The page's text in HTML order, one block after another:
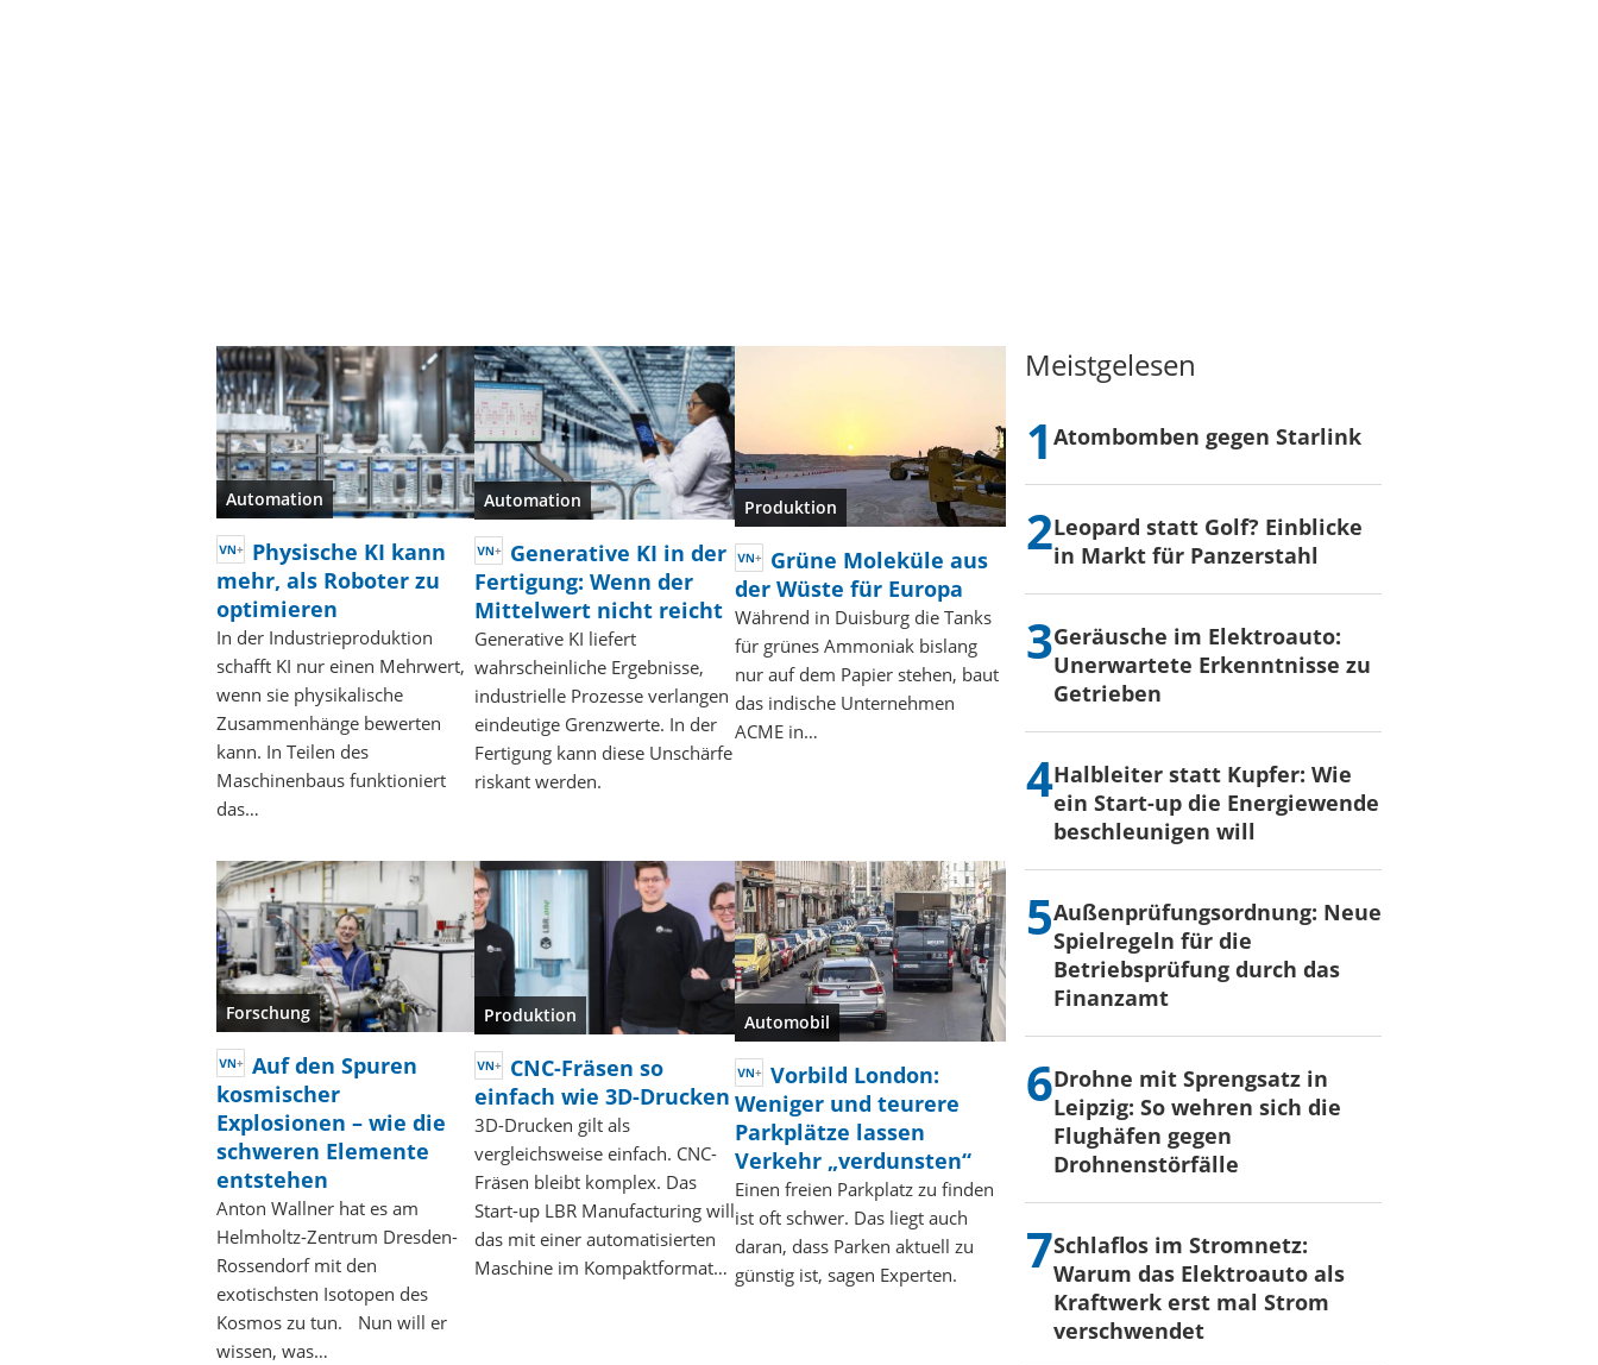
Automation
Physische KI kann
mehr, als Roboter zu
optimieren
In der Industrieproduktion
schafft KI nur einen Mehrwert,
wenn sie physikalische
Zusammenhänge bewerten
kann. In Teilen des
Maschinenbaus funktioniert
das…
Automation
Generative KI in der
Fertigung: Wenn der
Mittelwert nicht reicht
Generative KI liefert
wahrscheinliche Ergebnisse,
industrielle Prozesse verlangen
eindeutige Grenzwerte. In der
Fertigung kann diese Unschärfe
riskant werden.
Produktion
Grüne Moleküle aus
der Wüste für Europa
Während in Duisburg die Tanks
für grünes Ammoniak bislang
nur auf dem Papier stehen, baut
das indische Unternehmen
ACME in…
Forschung
Auf den Spuren
kosmischer
Explosionen – wie die
schweren Elemente
entstehen
Anton Wallner hat es am
Helmholtz-Zentrum Dresden-
Rossendorf mit den
exotischsten Isotopen des
Kosmos zu tun. Nun will er
wissen, was…
Produktion
CNC-Fräsen so
einfach wie 3D-Drucken
3D-Drucken gilt als
vergleichsweise einfach. CNC-
Fräsen bleibt komplex. Das
Start-up LBR Manufacturing will
das mit einer automatisierten
Maschine im Kompaktformat…
Automobil
Vorbild London:
Weniger und teurere
Parkplätze lassen
Verkehr „verdunsten“
Einen freien Parkplatz zu finden
ist oft schwer. Das liegt auch
daran, dass Parken aktuell zu
günstig ist, sagen Experten.
Meistgelesen
Atombomben gegen Starlink
Leopard statt Golf? Einblicke
in Markt für Panzerstahl
Geräusche im Elektroauto:
Unerwartete Erkenntnisse zu
Getrieben
Halbleiter statt Kupfer: Wie
ein Start-up die Energiewende
beschleunigen will
Außenprüfungsordnung: Neue
Spielregeln für die
Betriebsprüfung durch das
Finanzamt
Drohne mit Sprengsatz in
Leipzig: So wehren sich die
Flughäfen gegen
Drohnenstörfälle
Schlaflos im Stromnetz:
Warum das Elektroauto als
Kraftwerk erst mal Strom
verschwendet